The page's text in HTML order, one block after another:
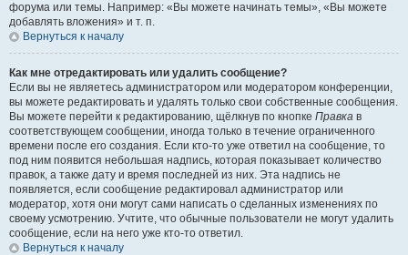
форума или темы. Например: «Вы можете начинать темы», «Вы можете
добавлять вложения» и т. п.
Вернуться к началу
Как мне отредактировать или удалить сообщение?
Если вы не являетесь администратором или модератором конференции,
вы можете редактировать и удалять только свои собственные сообщения.
Вы можете перейти к редактированию, щёлкнув по кнопке Правка в
соответствующем сообщении, иногда только в течение ограниченного
времени после его создания. Если кто-то уже ответил на сообщение, то
под ним появится небольшая надпись, которая показывает количество
правок, а также дату и время последней из них. Эта надпись не
появляется, если сообщение редактировал администратор или
модератор, хотя они могут сами написать о сделанных изменениях по
своему усмотрению. Учтите, что обычные пользователи не могут удалить
сообщение, если на него уже кто-то ответил.
Вернуться к началу